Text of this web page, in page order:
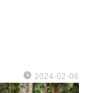
2024-02-06